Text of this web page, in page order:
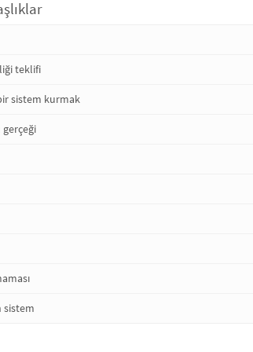
teklifi
sistem kurmak
sistem